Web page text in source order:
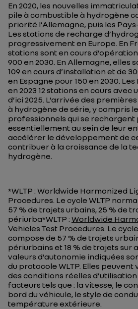
En 2020, les nouvelles
pile à combustible à hydrogène
priorité l’Allemagne, puis les
Les stations de recharge
progressivement en Europe. En
stations sont en cours
900 en 2030. En Allemagne, elles
109 en cours d’installation et de
en Espagne pour 150 en 2030.
en 2023 12 stations en cours avec
d’ici 2025. L’arrivée des
à hydrogène de série, y compris
professionnels qui se rechargent
essentiellement au sein de leur
accélérer le développement de
contribuer à la croissance de la
hydrogène.
*WLTP : Worldwide Harmonized
Procedures. Le cycle WLTP
57 % de trajets urbains, 25 % de
périurba*WLTP : Worldwide
Vehicles Test Procedures. Le
compose de 57 % de trajets
périurbains et 18 % de trajets sur
valeurs d’autonomie indiquées
du protocole WLTP. Elles
des conditions réelles
facteurs tels que : la vitesse, le
bord du véhicule, le style de
température extérieure.